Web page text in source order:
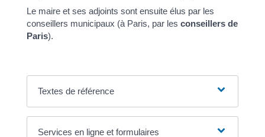
Le maire et ses adjoints sont ensuite élus par les
conseillers municipaux (à Paris, par les conseillers de
Paris).
Textes de référence
Services en ligne et formulaires